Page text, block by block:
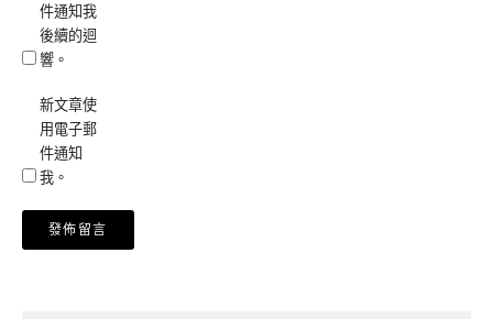
件通知我
後續的迴
響。
新文章使
用電子郵
件通知
我。